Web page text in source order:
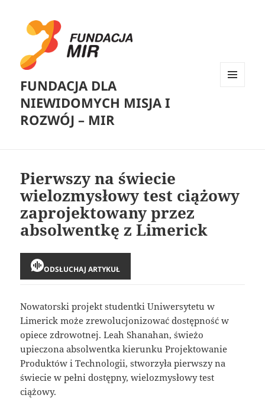
FUNDACJA DLA
NIEWIDOMYCH MISJA I
ROZWÓJ – MIR
Pierwszy na świecie
wielozmysłowy test ciążowy
zaprojektowany przez
absolwentkę z Limerick
ODSŁUCHAJ ARTYKUŁ
Nowatorski projekt studentki Uniwersytetu w
Limerick może zrewolucjonizować dostępność w
opiece zdrowotnej. Leah Shanahan, świeżo
upieczona absolwentka kierunku Projektowanie
Produktów i Technologii, stworzyła pierwszy na
świecie w pełni dostępny, wielozmysłowy test
ciążowy.